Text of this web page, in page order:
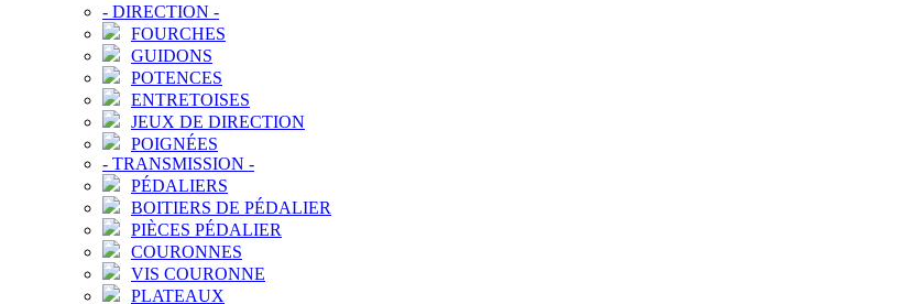
- DIRECTION -
FOURCHES
GUIDONS
POTENCES
ENTRETOISES
JEUX DE DIRECTION
POIGNÉES
- TRANSMISSION -
PÉDALIERS
BOITIERS DE PÉDALIER
PIÈCES PÉDALIER
COURONNES
VIS COURONNE
PLATEAUX